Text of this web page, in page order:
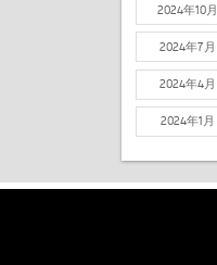
2024年10月
2024年7月
2024年4月
2024年1月